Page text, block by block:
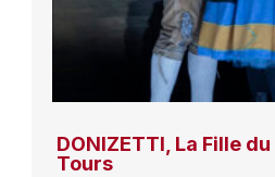
DONIZETTI, La Fille
Tours